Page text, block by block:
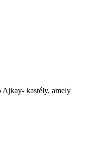
Ajkay- kastély, amely